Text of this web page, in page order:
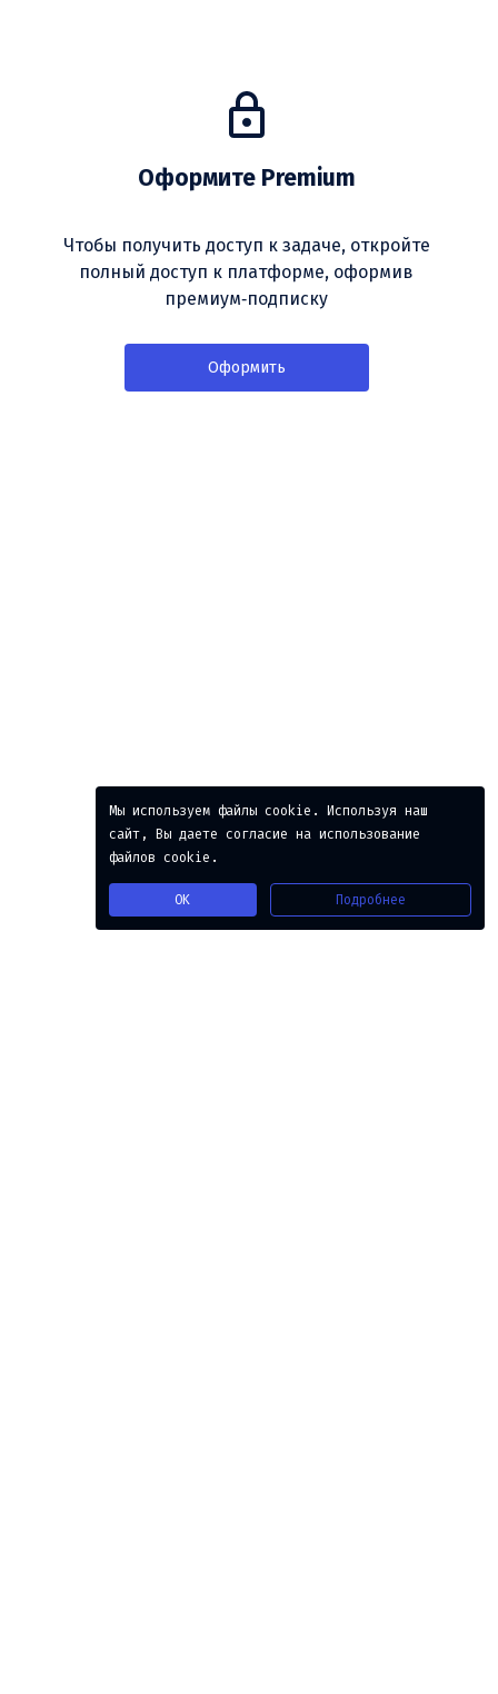
Оформите Premium
Чтобы получить доступ к задаче, откройте
полный доступ к платформе, оформив
премиум‑подписку
Оформить
Мы используем файлы cookie. Используя наш
сайт, Вы даете согласие на использование
файлов cookie.
OK Подробнее